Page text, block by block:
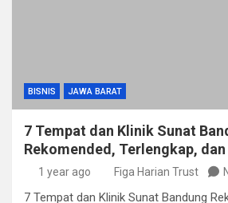
BISNIS JAWA BARAT
7 Tempat dan Klinik Sunat
Rekomended, Terlengkap,
1 year ago Figa Harian Trust
7 Tempat dan Klinik Sunat Bandung